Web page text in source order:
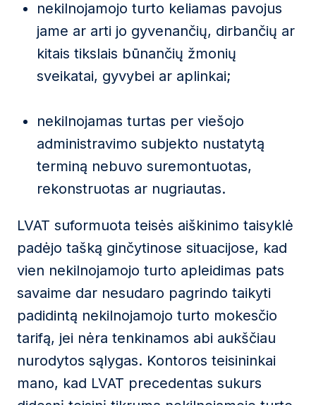
nekilnojamojo turto keliamas pavojus
jame ar arti jo gyvenančių, dirbančių ar
kitais tikslais būnančių žmonių
sveikatai, gyvybei ar aplinkai;
nekilnojamas turtas per viešojo
administravimo subjekto nustatytą
terminą nebuvo suremontuotas,
rekonstruotas ar nugriautas.
LVAT suformuota teisės aiškinimo taisyklė
padėjo tašką ginčytinose situacijose, kad
vien nekilnojamojo turto apleidimas pats
savaime dar nesudaro pagrindo taikyti
padidintą nekilnojamojo turto mokesčio
tarifą, jei nėra tenkinamos abi aukščiau
nurodytos sąlygas. Kontoros teisininkai
mano, kad LVAT precedentas sukurs